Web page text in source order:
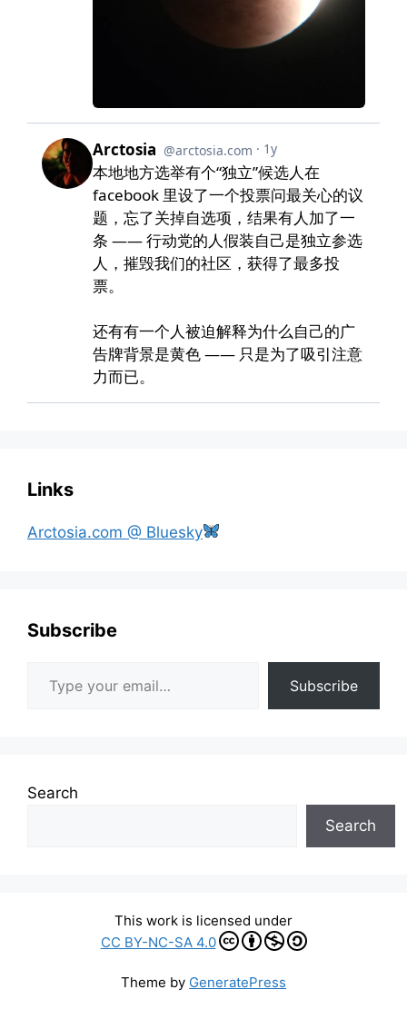
Links
Arctosia.com @ Bluesky
Subscribe
Subscribe
Search
Search
This work is licensed under
CC BY-NC-SA 4.0
Theme by GeneratePress